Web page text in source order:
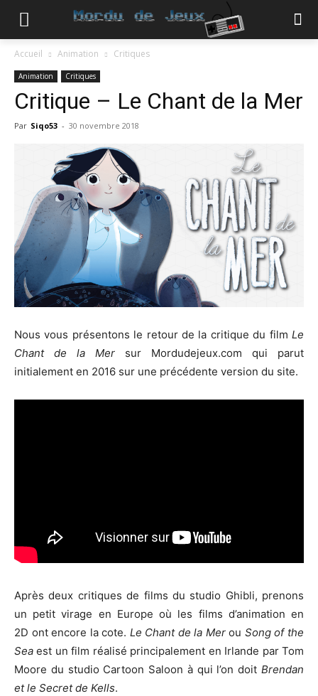
Accueil Animation Critiques
Animation Critiques
Critique – Le Chant de la Mer
Par Siqo53 - 30 novembre 2018
Nous vous présentons le retour de la critique du film Le
Chant de la Mer sur Mordudejeux.com qui parut
initialement en 2016 sur une précédente version du site.
Après deux critiques de films du studio Ghibli, prenons
un petit virage en Europe où les films d’animation en
2D ont encore la cote. Le Chant de la Merou Song of the
Sea est un film réalisé principalement en Irlande par Tom
Moore du studio Cartoon Saloon à qui l’on doit Brendan
et le Secret de Kells.